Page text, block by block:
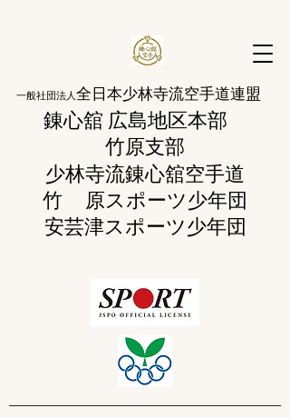
一般社団法人全日本少林寺流空手道連盟
錬心舘 広島地区本部
​竹原支部
少林寺流錬心舘空手道
竹 原スポーツ少年団
​安芸津スポーツ少年団